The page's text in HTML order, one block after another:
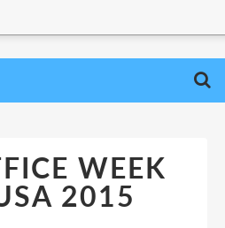
WEEK
2015